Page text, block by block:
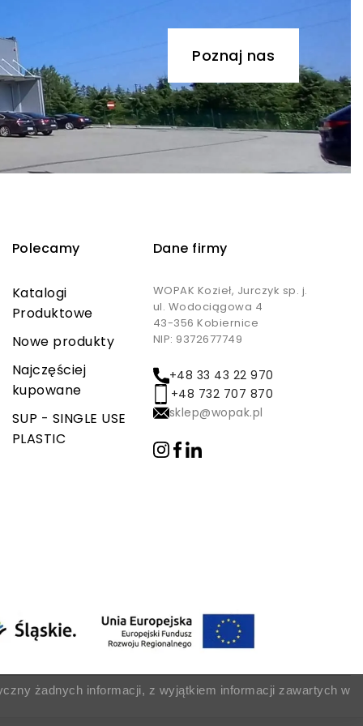
Poznaj nas
Dane firmy
WOPAK Kozieł, Jurczyk sp. j.
ul. Wodociągowa 4
43-356 Kobiernice
NIP: 9372677749
+48 33 43 22 970
+48 732 707 870
sklep@wopak.pl
Polecamy
Katalogi
Produktowe
Nowe produkty
Najczęściej
kupowane
SUP - SINGLE USE
PLASTIC
żadnych informacji, z wyjątkiem informacji zawartych w